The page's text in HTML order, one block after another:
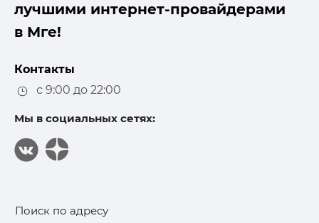
лучшими интернет-провайдерами
в Мге!
Контакты
с 9:00 до 22:00
Мы в социальных сетях:
Поиск по адресу